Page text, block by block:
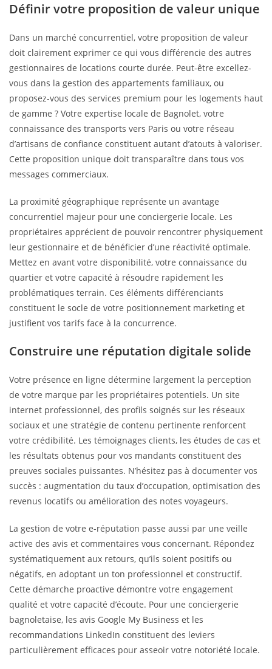
Définir votre proposition de valeur unique
Dans un marché concurrentiel, votre proposition de valeur
doit clairement exprimer ce qui vous différencie des autres
gestionnaires de locations courte durée. Peut-être excellez-
vous dans la gestion des appartements familiaux, ou
proposez-vous des services premium pour les logements haut
de gamme ? Votre expertise locale de Bagnolet, votre
connaissance des transports vers Paris ou votre réseau
d’artisans de confiance constituent autant d’atouts à valoriser.
Cette proposition unique doit transparaître dans tous vos
messages commerciaux.
La proximité géographique représente un avantage
concurrentiel majeur pour une conciergerie locale. Les
propriétaires apprécient de pouvoir rencontrer physiquement
leur gestionnaire et de bénéficier d’une réactivité optimale.
Mettez en avant votre disponibilité, votre connaissance du
quartier et votre capacité à résoudre rapidement les
problématiques terrain. Ces éléments différenciants
constituent le socle de votre positionnement marketing et
justifient vos tarifs face à la concurrence.
Construire une réputation digitale solide
Votre présence en ligne détermine largement la perception
de votre marque par les propriétaires potentiels. Un site
internet professionnel, des profils soignés sur les réseaux
sociaux et une stratégie de contenu pertinente renforcent
votre crédibilité. Les témoignages clients, les études de cas et
les résultats obtenus pour vos mandants constituent des
preuves sociales puissantes. N’hésitez pas à documenter vos
succès : augmentation du taux d’occupation, optimisation des
revenus locatifs ou amélioration des notes voyageurs.
La gestion de votre e-réputation passe aussi par une veille
active des avis et commentaires vous concernant. Répondez
systématiquement aux retours, qu’ils soient positifs ou
négatifs, en adoptant un ton professionnel et constructif.
Cette démarche proactive démontre votre engagement
qualité et votre capacité d’écoute. Pour une conciergerie
bagnoletaise, les avis Google My Business et les
recommandations LinkedIn constituent des leviers
particulièrement efficaces pour asseoir votre notoriété locale.